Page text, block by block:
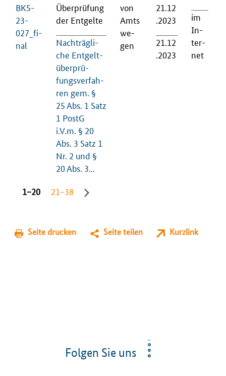
BK5-
23-
027_fi­
nal
Über­prü­fung
der Ent­gel­te
Nach­träg­li­
che Ent­gelt­
über­prü­
fungs­ver­fah­
ren gem. §
25 Abs. 1 Satz
1 PostG
i.V.m. § 20
Abs. 3 Satz 1
Nr. 2 und §
20 Abs. 3...
von
Amts
we­
gen
21.12
.2023
21.12
.2023
im
In­
ter­
net
1−20 21−38
Seite drucken Seite teilen Kurzlink
Folgen Sie uns